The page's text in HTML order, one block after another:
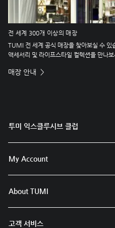
전 세계 300개 이상의 매장
TUMI 전 세계 공식 매장을 찾아보실 수 있
액세서리 및 라이프스타일 컬렉션을 만나보
매장 안내
투미 익스클루시브 클럽
My Account
About TUMI
고객 서비스